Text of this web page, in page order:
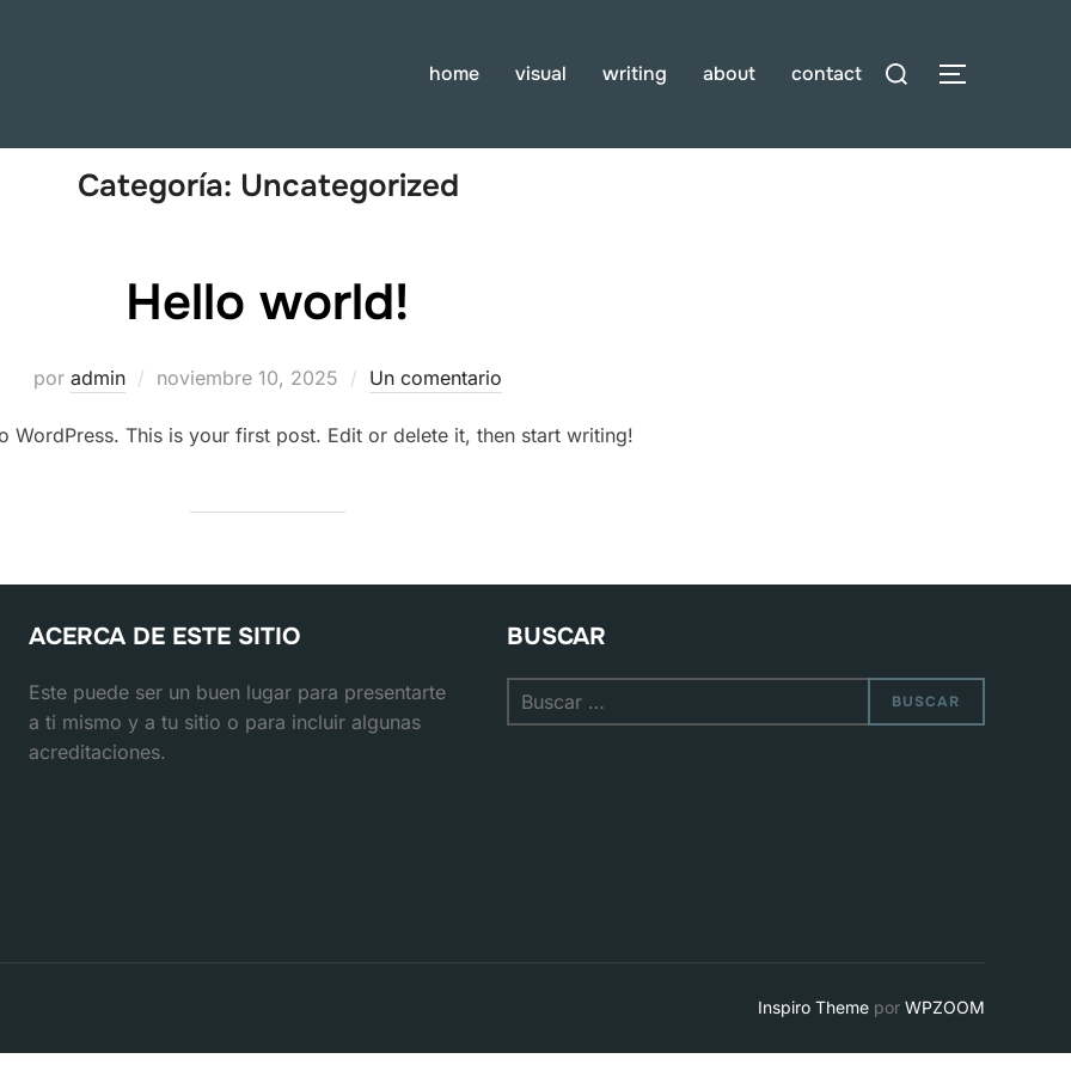
home visual writing about contact
Buscar:
Categoría: Uncategorized
Hello world!
por admin
Publicado
noviembre 10, 2025 Un comentario
WordPress. This is your first post. Edit or delete it, then start writing!
ACERCA DE ESTE SITIO
Este puede ser un buen lugar para presentarte
a ti mismo y a tu sitio o para incluir algunas
acreditaciones.
BUSCAR
Buscar: BUSCAR
Inspiro Theme por WPZOOM